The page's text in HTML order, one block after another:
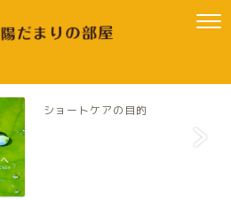
ショートケアの目的